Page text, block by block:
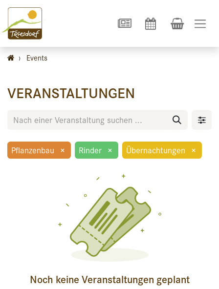
› Events
VERANSTALTUNGEN
Pflanzenbau × Rinder × Übernachtungen ×
Noch keine Veranstaltungen geplant